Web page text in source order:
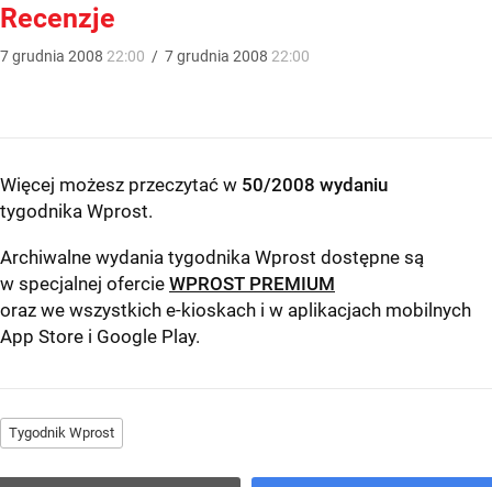
Recenzje
7grudnia 2008 22:00 / 7grudnia 2008 22:00
Więcej możesz przeczytać w 50/2008 wydaniu
tygodnika Wprost.
Archiwalne wydania tygodnika Wprost dostępne są
w specjalnej ofercie WPROST PREMIUM
oraz we wszystkich e-kioskach i w aplikacjach mobilnych
App Store i Google Play.
Tygodnik Wprost